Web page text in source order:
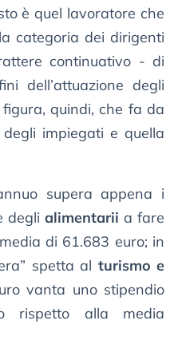
è quel lavoratore che
categoria dei dirigenti
continuativo - di
dell’attuazione degli
quindi, che fa da
impiegati e quella
supera appena i
degli alimentarii a fare
di 61.683 euro; in
spetta al turismo e
vanta uno stipendio
rispetto alla media